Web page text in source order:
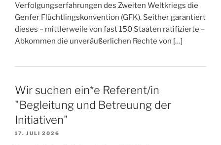
Verfolgungserfahrungen des Zweiten Weltkriegs die
Genfer Flüchtlingskonvention (GFK). Seither garantiert
dieses – mittlerweile von fast 150 Staaten ratifizierte –
Abkommen die unveräußerlichen Rechte von […]
Wir suchen ein*e Referent/in
"Begleitung und Betreuung der
Initiativen"
17. JULI 2026